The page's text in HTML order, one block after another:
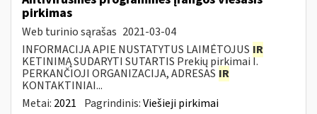
pirkimas
Web turinio sąrašas 2021-03-04
INFORMACIJA APIE NUSTATYTUS LAIMĖTOJUS IR
KETINIMĄ SUDARYTI SUTARTIS Prekių pirkimai I.
PERKANČIOJI ORGANIZACIJA, ADRESAS IR
KONTAKTINIAI...
Metai: 2021 Pagrindinis:Viešieji pirkimai